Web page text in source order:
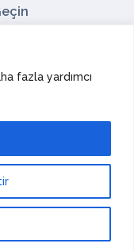
fazla yardımcı
10
Copyright 2023.